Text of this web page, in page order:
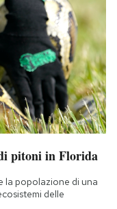
pitoni in Florida
la popolazione di una
delle